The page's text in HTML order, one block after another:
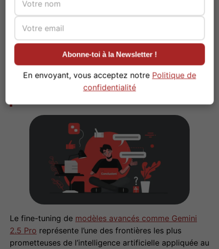
précision sans précédent.
Le fine-tuning de modèles avancés comme Gemini
2.5 Pro représente l’une des frontières les plus
prometteuses de l’intelligence artificielle appliquée au
Abonne-toi à la Newsletter !
En envoyant, vous acceptez notre Politique de
confidentialité